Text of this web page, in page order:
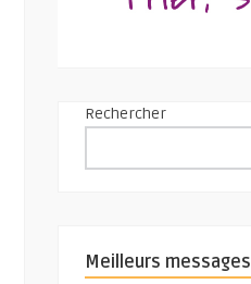
Rechercher
Meilleurs messages